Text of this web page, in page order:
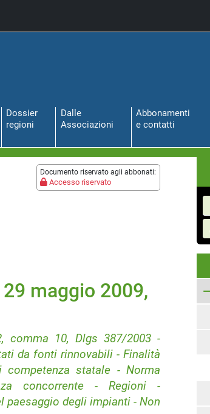
Dossier
regioni
Dalle
Associazioni
Abbonamenti
e contatti
Documento riservato agli abbonati:
Accesso riservato
maggio 2009,
comma 10, Dlgs 387/2003 -
da fonti rinnovabili - Finalità
statale - Norma
concorrente - Regioni -
degli impianti - Non